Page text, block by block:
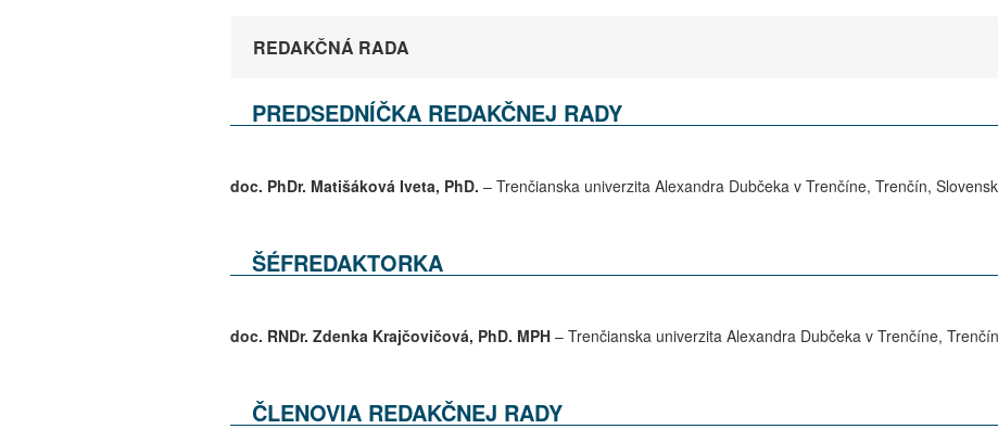
REDAKČNÁ RADA
PREDSEDNÍČKA REDAKČNEJ RADY
doc. PhDr. Matišáková Iveta, PhD. – Trenčianska univerzita Alexandra Dubčeka v Trenčíne, Trenčín,
ŠÉFREDAKTORKA
doc. RNDr. Zdenka Krajčovičová, PhD. MPH – Trenčianska univerzita Alexandra Dubčeka v Trenčíne,
ČLENOVIA REDAKČNEJ RADY